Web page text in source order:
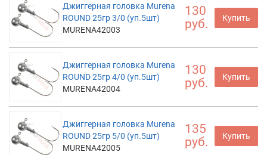
Джиггерная головка Murena
ROUND 25гр 3/0 (уп.5шт)
MURENA42003
130
руб.
Купить
Джиггерная головка Murena
ROUND 25гр 4/0 (уп.5шт)
MURENA42004
130
руб.
Купить
Джиггерная головка Murena
ROUND 25гр 5/0 (уп.5шт)
MURENA42005
135
руб.
Купить